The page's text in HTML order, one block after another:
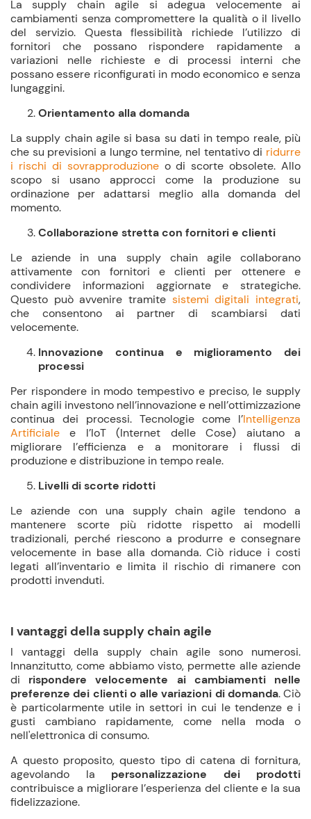
La supply chain agile si adegua velocemente ai
cambiamenti senza compromettere la qualità o il livello
del servizio. Questa flessibilità richiede l’utilizzo di
fornitori che possano rispondere rapidamente a
variazioni nelle richieste e di processi interni che
possano essere riconfigurati in modo economico e senza
lungaggini.
Orientamento alla domanda
La supply chain agile si basa su dati in tempo reale, più
che su previsioni a lungo termine, nel tentativo di ridurre
i rischi di sovrapproduzioneo di scorte obsolete. Allo
scopo si usano approcci come la produzione su
ordinazione per adattarsi meglio alla domanda del
momento.
Collaborazione stretta con fornitori e clienti
Le aziende in una supply chain agile collaborano
attivamente con fornitori e clienti per ottenere e
condividere informazioni aggiornate e strategiche.
Questo può avvenire tramite sistemi digitali integrati,
che consentono ai partner di scambiarsi dati
velocemente.
Innovazione continua e miglioramento dei
processi
Per rispondere in modo tempestivo e preciso, le supply
chain agili investono nell’innovazione e nell’ottimizzazione
continua dei processi. Tecnologie come l’Intelligenza
Artificiale e l’IoT (Internet delle Cose) aiutano a
migliorare l’efficienza e a monitorare i flussi di
produzione e distribuzione in tempo reale.
Livelli di scorte ridotti
Le aziende con una supply chain agile tendono a
mantenere scorte più ridotte rispetto ai modelli
tradizionali, perché riescono a produrre e consegnare
velocemente in base alla domanda. Ciò riduce i costi
legati all’inventario e limita il rischio di rimanere con
prodotti invenduti.
I vantaggi della supply chain agile
I vantaggi della supply chain agile sono numerosi.
Innanzitutto, come abbiamo visto, permette alle aziende
di rispondere velocemente ai cambiamenti nelle
preferenze dei clienti o alle variazioni di domanda. Ciò
è particolarmente utile in settori in cui le tendenze e i
gusti cambiano rapidamente, come nella moda o
nell'elettronica di consumo.
A questo proposito, questo tipo di catena di fornitura,
agevolando la personalizzazione dei prodotti
contribuisce a migliorare l’esperienza del cliente e la sua
fidelizzazione.